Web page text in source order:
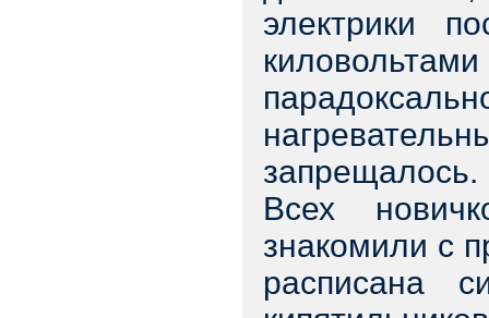
электрики
запрещалось.
Всех
знакомили с
расписана